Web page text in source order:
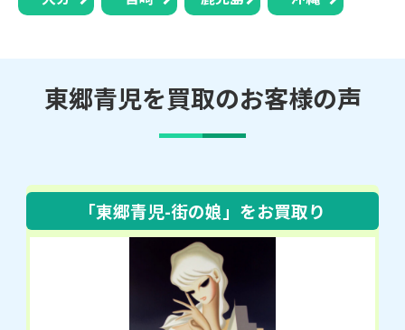
東郷青児を買取のお客様の声
「東郷青児-街の娘」 をお買取り